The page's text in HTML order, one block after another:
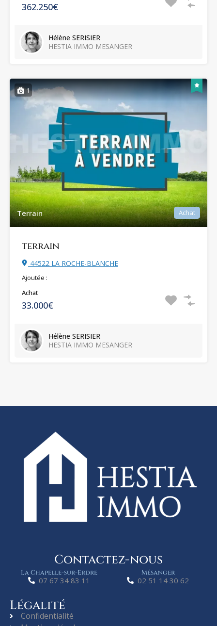
362.250€
Hélène SERISIER
HESTIA IMMO MESANGER
1
Terrain Achat
terrain
44522 LA ROCHE-BLANCHE
Ajoutée :
Achat
33.000€
Hélène SERISIER
HESTIA IMMO MESANGER
Contactez-nous
La Chapelle-sur-Erdre
07 67 34 83 11
Mésanger
02 51 14 30 62
Légalité
Confidentialité